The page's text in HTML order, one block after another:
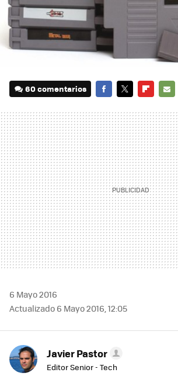
60 comentarios
MAIL
6 Mayo 2016
Actualizado 6 Mayo 2016, 12:05
Javier Pastor
Editor Senior - Tech